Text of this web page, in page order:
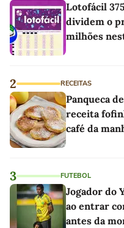
Lotofácil
dividem o
milhões
2 RECEITAS
Panqueca
receita
café da
3 FUTEBOL
Jogador do
ao entrar
antes da